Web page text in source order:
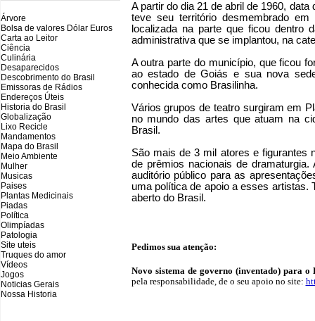
Árvore
Bolsa de valores Dólar Euros
Carta ao Leitor
Ciência
Culinária
Desaparecidos
Descobrimento do Brasil
Emissoras de Rádios
Endereços Úteis
Historia do Brasil
Globalização
Lixo Recicle
Mandamentos
Mapa do Brasil
Meio Ambiente
Mulher
Musicas
Paises
Plantas Medicinais
Piadas
Política
Olimpíadas
Patologia
Site uteis
Truques do amor
Vídeos
Jogos
Noticias Gerais
Nossa Historia
A partir do dia 21 de abril de 1960,
teve seu território desmembrado
localizada na parte que ficou dentro
administrativa que se implantou, na
A outra parte do município, que ficou
ao estado de Goiás e sua nova
conhecida como Brasilinha.
Vários grupos de teatro surgiram em
no mundo das artes que atuam na
Brasil.
São mais de 3 mil atores e figurantes
de prêmios nacionais de
auditório público para as
uma política de apoio a esses artistas.
aberto do Brasil.
Pedimos sua atenção:
Novo sistema de governo (inventado) para
pela responsabilidade, de o seu apoio no site: